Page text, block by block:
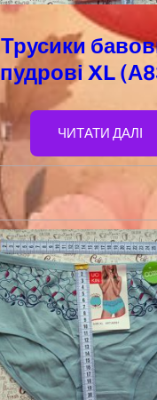
Трусики
пудрові XL
ЧИТАТИ ДАЛІ